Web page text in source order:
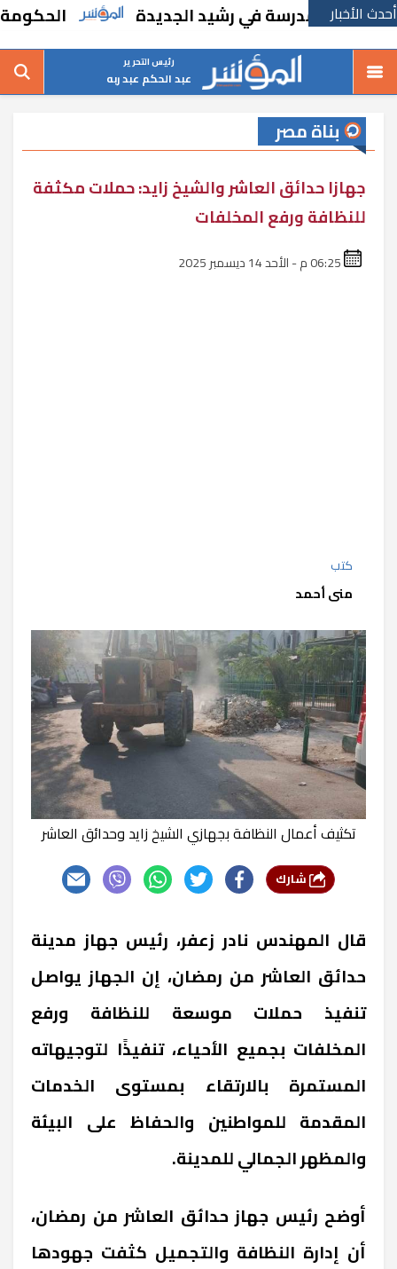
أحدث الأخبارمدرسة في رشيد الجديدة الحكومة تقر
رئيس التحرير
عبد الحكم عبد ربه
بناة مصر
جهازا حدائق العاشر والشيخ زايد: حملات مكثفة
للنظافة ورفع المخلفات
كتب
منى أحمد
تكثيف أعمال النظافة بجهازي الشيخ زايد وحدائق العاشر
قال المهندس نادر زعفر، رئيس جهاز مدينة
حدائق العاشر من رمضان، إن الجهاز يواصل
تنفيذ حملات موسعة للنظافة ورفع
المخلفات بجميع الأحياء، تنفيذًا لتوجيهاته
المستمرة بالارتقاء بمستوى الخدمات
المقدمة للمواطنين والحفاظ على البيئة
والمظهر الجمالي للمدينة.
أوضح رئيس جهاز حدائق العاشر من رمضان،
أن إدارة النظافة والتجميل كثفت جهودها